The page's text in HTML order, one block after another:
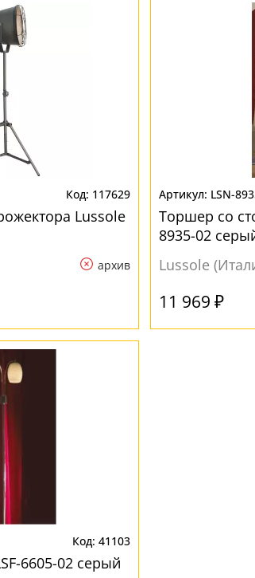
117629
Lussole
архив
LSN-
Торшер со
8935-02
Lussole
11 969 ₽
41103
6605-02 серый